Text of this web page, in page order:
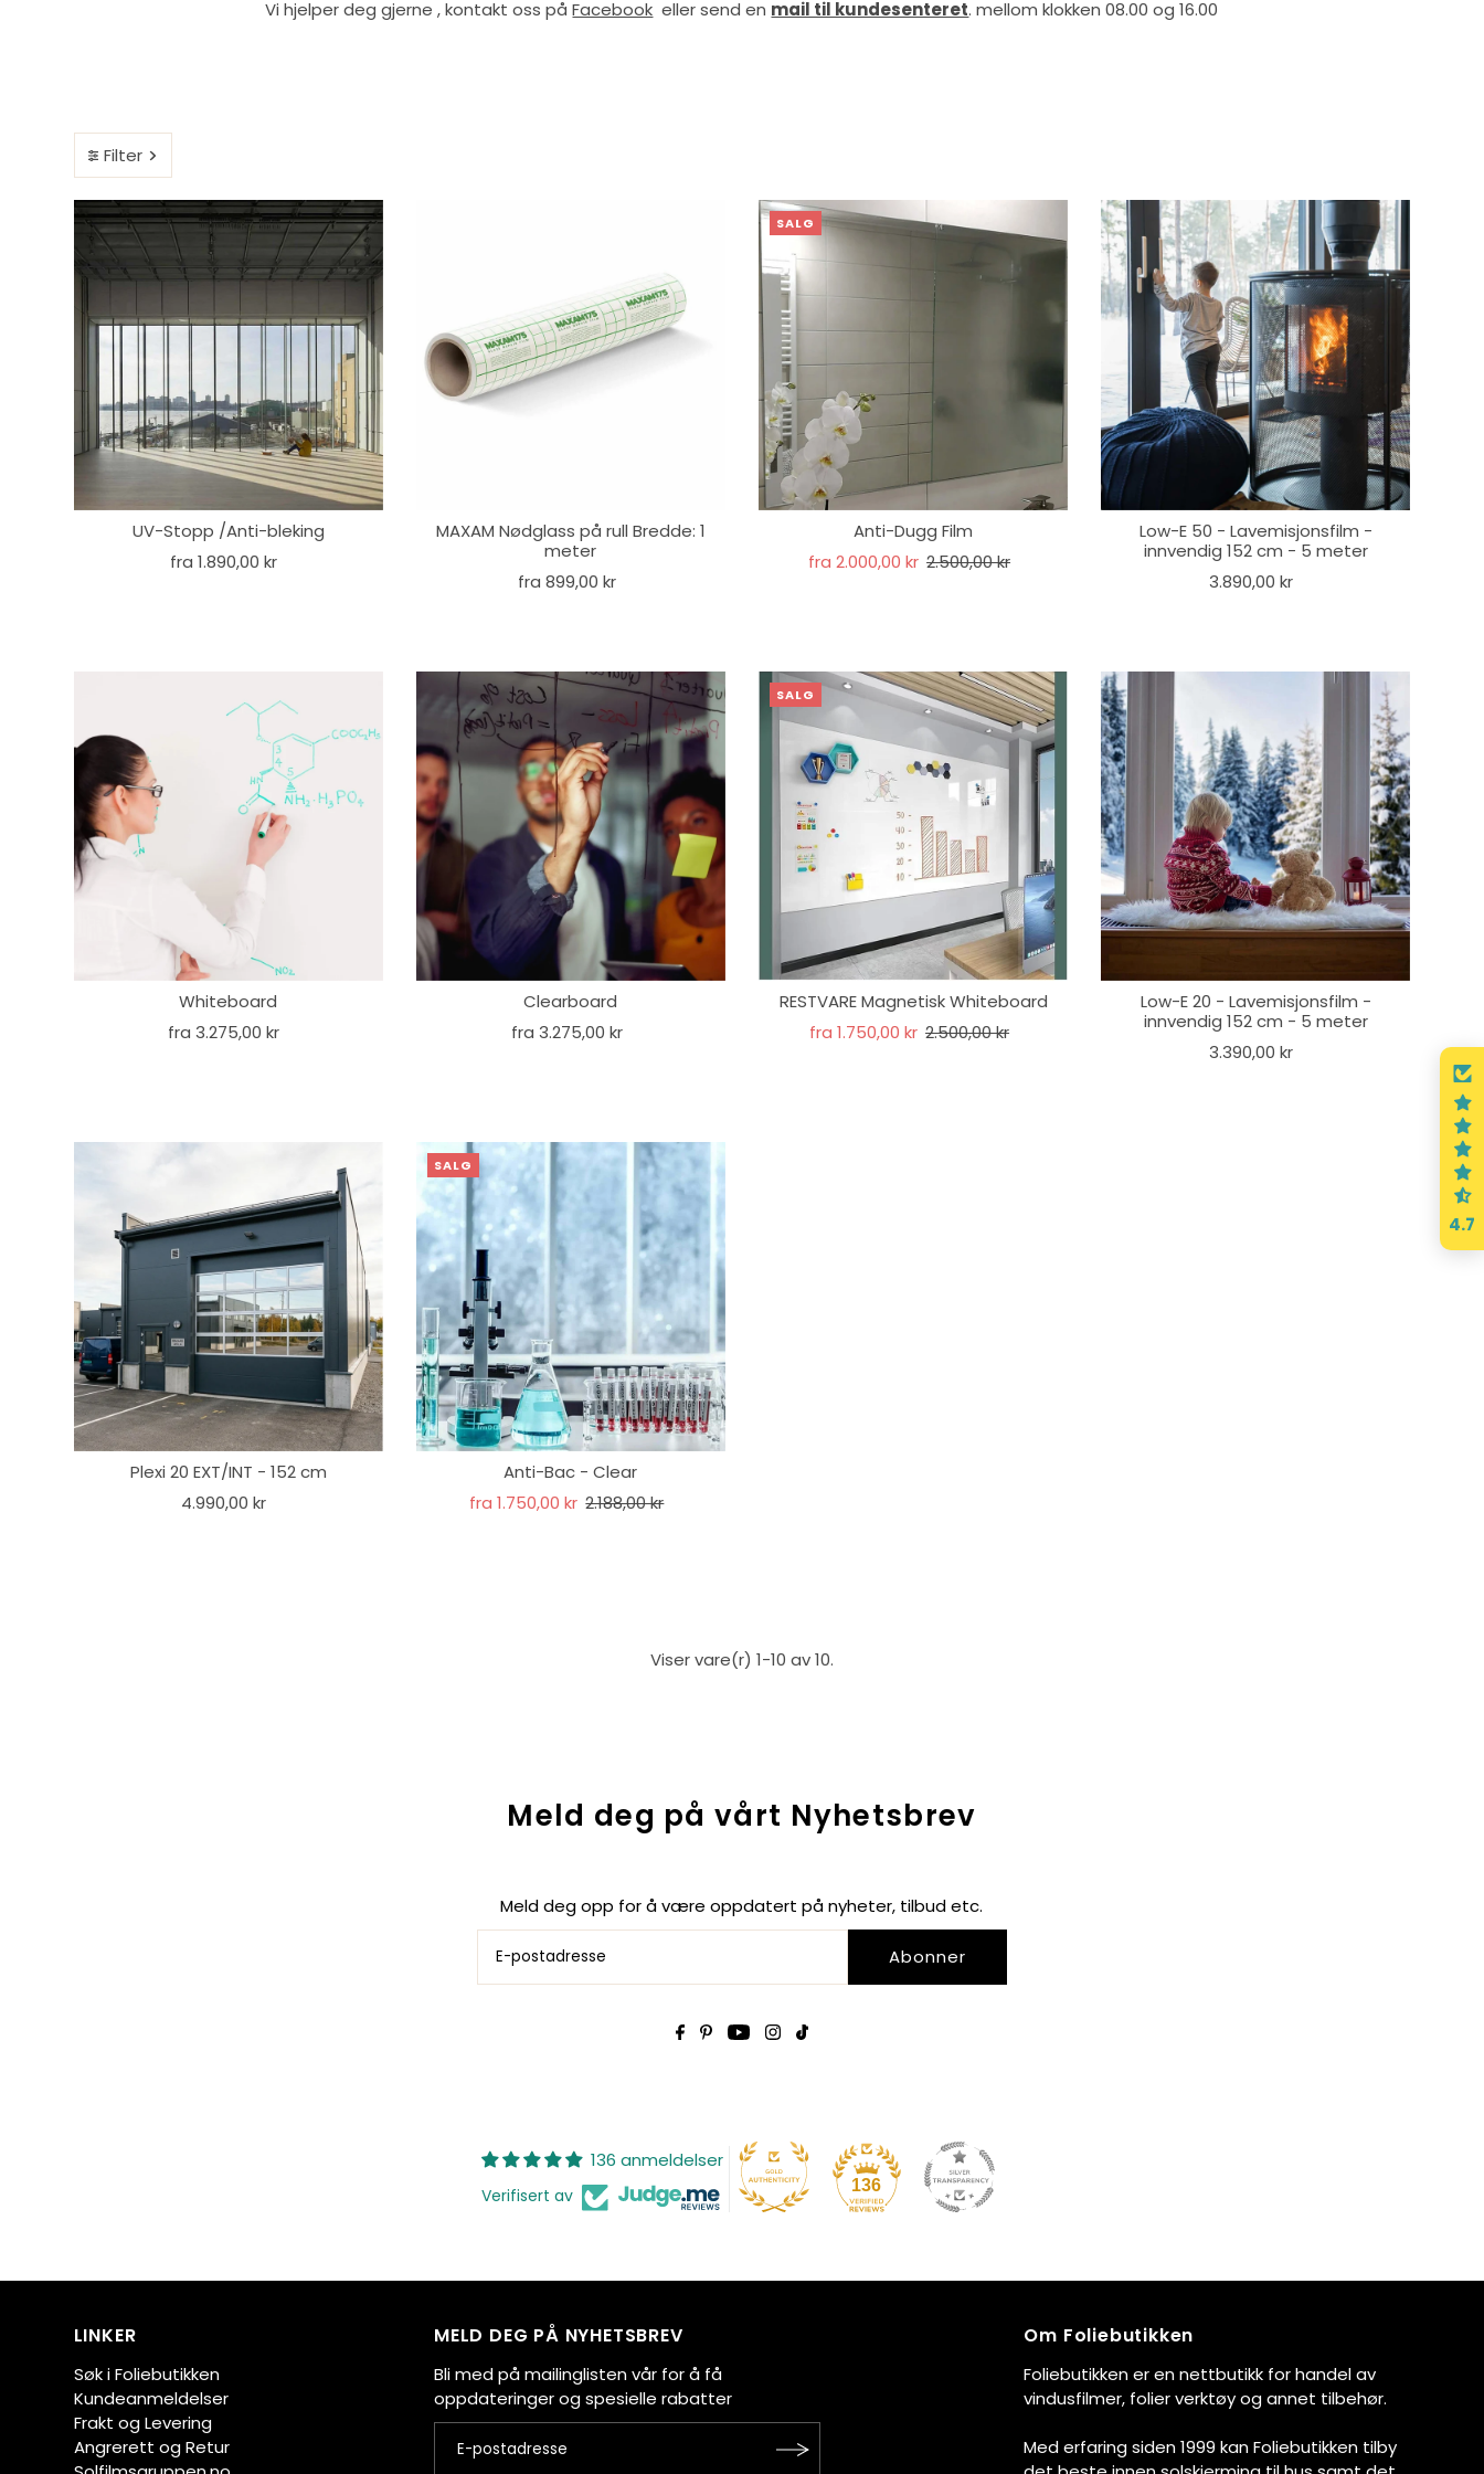
Vi hjelper deg gjerne , kontakt oss påFacebook eller send en mail til kundesenteret. mellom klokken 08.00 og 16.00
Filter
UV-Stopp /Anti-bleking
fra 1.890,00 kr
MAXAM Nødglass på rull Bredde: 1
meter
fra 899,00 kr
SALG
Anti-Dugg Film
fra 2.000,00 kr 2.500,00 kr
Low-E 50 - Lavemisjonsfilm -
innvendig 152 cm - 5 meter
3.890,00 kr
Whiteboard
fra 3.275,00 kr
Clearboard
fra 3.275,00 kr
SALG
RESTVARE Magnetisk Whiteboard
fra 1.750,00 kr 2.500,00 kr
Low-E 20 - Lavemisjonsfilm -
innvendig 152 cm - 5 meter
3.390,00 kr
Plexi 20 EXT/INT - 152 cm
4.990,00 kr
SALG
Anti-Bac - Clear
fra 1.750,00 kr 2.188,00 kr
Viser vare(r) 1-10 av 10.
Meld deg på vårt Nyhetsbrev
Meld deg opp for å være oppdatert på nyheter, tilbud etc.
Abonner
136 anmeldelser
Verifisert av 136
LINKER
Søk i Foliebutikken
Kundeanmeldelser
Frakt og Levering
Angrerett og Retur
MELD DEG PÅ NYHETSBREV
Bli med på mailinglisten vår for å få
oppdateringer og spesielle rabatter
Om Foliebutikken
Foliebutikken er en nettbutikk for handel av
vindusfilmer, folier verktøy og annet tilbehør.
Med erfaring siden 1999 kan Foliebutikken tilby
4.7